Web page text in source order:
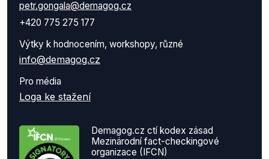
petr.gongala@demagog.cz
+420 775 275 177
Výtky k hodnocením, workshopy, různé
info@demagog.cz
Pro média
Loga ke stažení
Demagog.cz ctí kodex zásad
Mezinárodní fact-checkingové
organizace (IFCN)